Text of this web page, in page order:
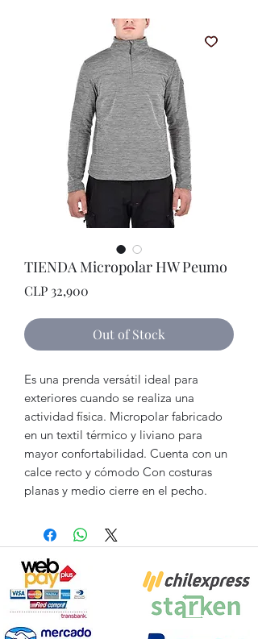
TIENDA Micropolar HW Peumo
CLP 32,900
Out of Stock
Es una prenda versátil ideal para
exteriores cuando se realiza una
actividad física. Micropolar fabricado
en un textil térmico y liviano para
mayor confortabilidad. Cuenta con un
calce recto y cómodo Con costuras
planas y medio cierre en el pecho.